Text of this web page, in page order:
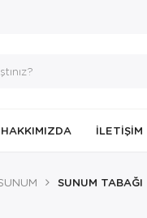
HAKKIMIZDA İLETIŞIM
SUNUM TABAĞI